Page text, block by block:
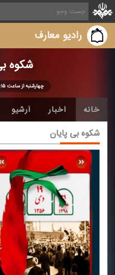
رادیو معارف
شكوه
چهارشنبه از ساعت ۱۰:۱۵ به مدت ۴۵ دقیقه
خانه اخبار آرشیو
شكوه بی پایان